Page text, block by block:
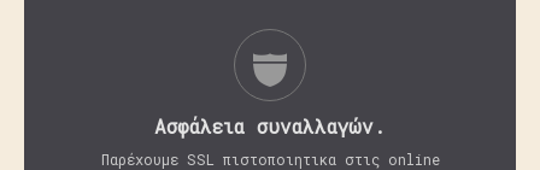
Aσφάλεια συναλλαγών.
Παρέχουμε SSL πιστοποιητικα στις online